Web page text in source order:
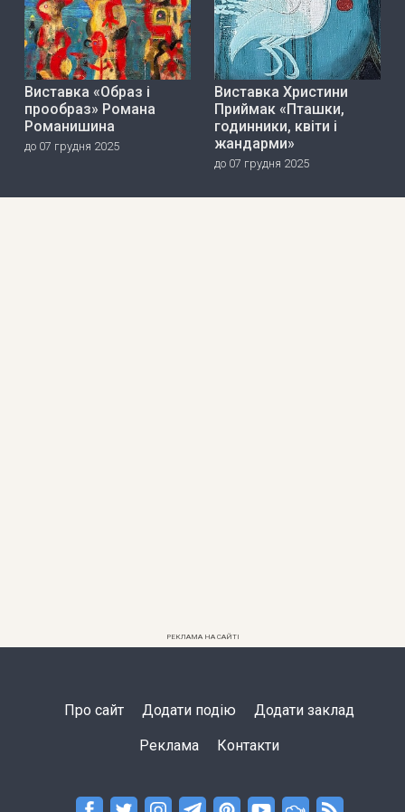
Виставка «Образ і
прообраз» Романа
Романишина
до 07 грудня 2025
Виставка Христини
Приймак «Пташки,
годинники, квіти і
жандарми»
до 07 грудня 2025
РЕКЛАМА НА САЙТІ
Про сайт Додати подію Додати заклад
Реклама Контакти